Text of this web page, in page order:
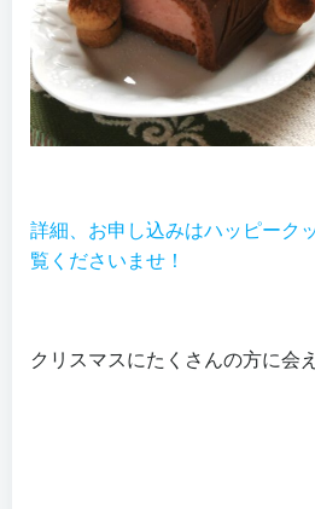
詳細、お申し込みはハッピーク
覧くださいませ！
クリスマスにたくさんの方に会